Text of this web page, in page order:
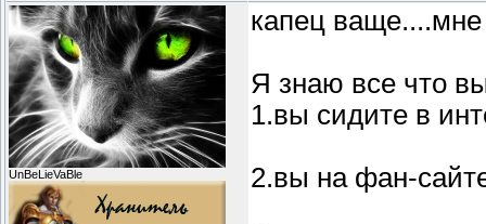
UnBeLieVaBle
капец
Я знаю все что
1.вы сидите в
2.вы на фан-